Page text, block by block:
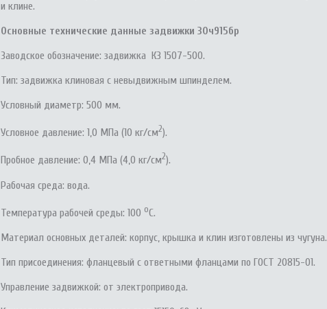
и клине.
Основные технические данные задвижки 30ч915бр
Заводское обозначение: задвижка КЗ 1507-500.
Тип: задвижка клиновая с невыдвижным шпинделем.
Условный диаметр: 500 мм.
Условное давление: 1,0 МПа (10 кг/см2).
Пробное давление: 0,4 МПа (4,0 кг/см2).
Рабочая среда: вода.
Температура рабочей среды: 100 оС.
Материал основных деталей: корпус, крышка и клин изготовлены из чугуна.
Тип присоединения: фланцевый с ответными фланцами по ГОСТ 20815-01.
Управление задвижкой: от электропривода.